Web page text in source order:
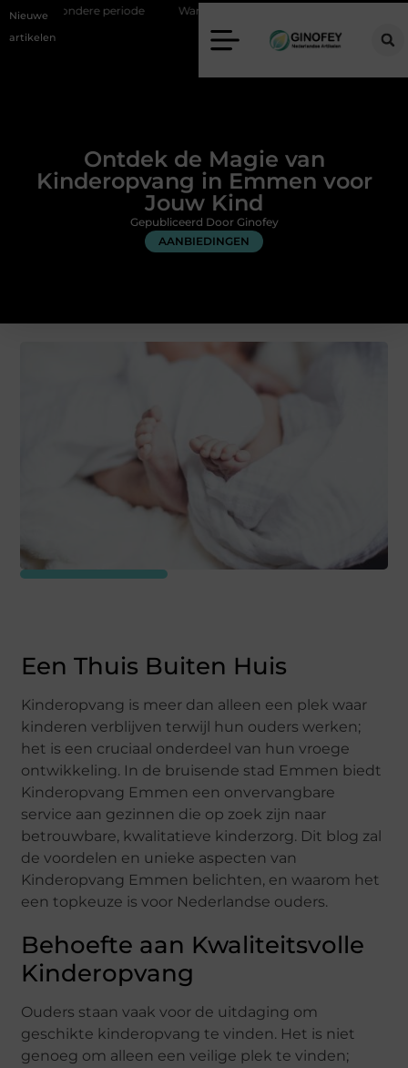
Nieuwe
artikelen
Wanneer is een kroon de beste oplossing voor een kies?
Ontdek de Magie van
Kinderopvang in Emmen voor
Jouw Kind
AANBIEDINGEN
Gepubliceerd Door Ginofey
Een Thuis Buiten Huis
Kinderopvang is meer dan alleen een plek waar
kinderen verblijven terwijl hun ouders werken;
het is een cruciaal onderdeel van hun vroege
ontwikkeling. In de bruisende stad Emmen biedt
Kinderopvang Emmen een onvervangbare
service aan gezinnen die op zoek zijn naar
betrouwbare, kwalitatieve kinderzorg. Dit blog zal
de voordelen en unieke aspecten van
Kinderopvang Emmen belichten, en waarom het
een topkeuze is voor Nederlandse ouders.
Behoefte aan Kwaliteitsvolle
Kinderopvang
Ouders staan vaak voor de uitdaging om
geschikte kinderopvang te vinden. Het is niet
genoeg om alleen een veilige plek te vinden;